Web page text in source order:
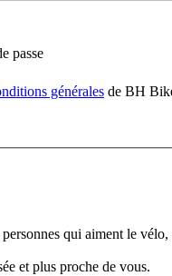
passe
générales de BH
qui aiment le
et plus proche de vous.